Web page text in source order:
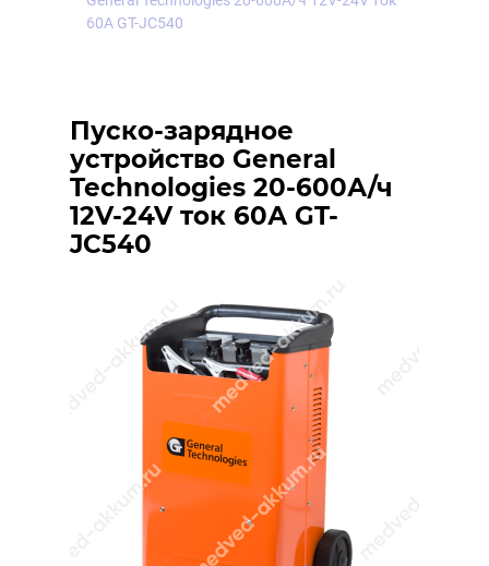
60А GT-JC540
Пуско-зарядное
устройство General
Technologies 20-600А/ч
12V-24V ток 60А GT-
JC540